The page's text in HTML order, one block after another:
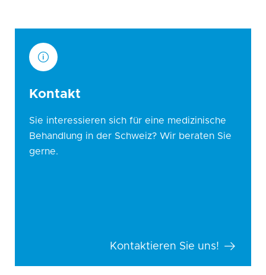
Kontakt
Sie interessieren sich für eine medizinische
Behandlung in der Schweiz? Wir beraten Sie
gerne.
Kontaktieren Sie uns!